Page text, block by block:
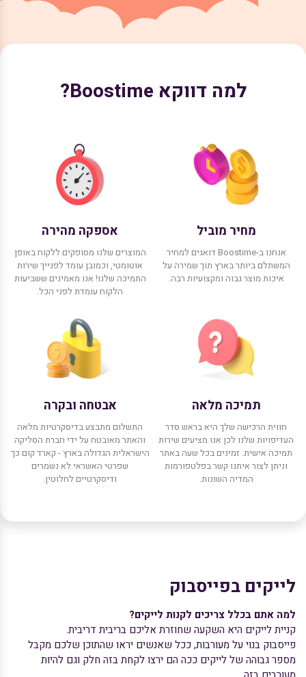
למה דווקא Boostime?
מחיר מוביל
אנחנו ב-Boostime דואגים למחיר
המשתלם ביותר בארץ תוך שמירה על
איכות מוצר גבוה ומקצועיות רבה.
אספקה מהירה
המוצרים שלנו מסופקים ללקוח באופן
אוטומטי, וכמובן עומד לפנייך שירות
התמיכה שלנו! אנו מאמינים ששביעות
הלקוח עומדת לפני הכל.
תמיכה מלאה
חווית הרכישה שלך היא בראש סדר
העדיפויות שלנו לכן אנו מציעים שירות
תמיכה אישית. זמינים בכל שעה באתר
וניתן לצור איתנו קשר בפלטפורמות
המדיה השונות.
אבטחה ובקרה
התשלום מתבצע בדיסקרטיות מלאה
והאתר מאובטח על ידי חברת הסליקה
הישראלית הגדולה בארץ - קארד קום כך
שפרטי האשראי לא נשמרים
ודיסקרטיים לחלוטין.
לייקים בפייסבוק
למה אתם בכלל צריכים לקנות לייקים?
קניית לייקים היא השקעה שחוזרת אליכם בריבית דריבית.
פייסבוק בנוי על מעורבות, ככל שאנשים יראו שהתוכן שלכם מקבל
מספר גבוהה של לייקים ככה הם ירצו לקחת בזה חלק וגם להיות